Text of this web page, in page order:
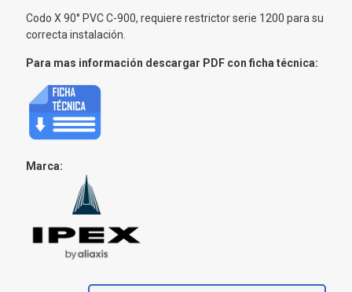
Codo X 90° PVC C-900, requiere restrictor serie 1200 para su
correcta instalación.
Para mas información descargar PDF con ficha técnica:
Marca: